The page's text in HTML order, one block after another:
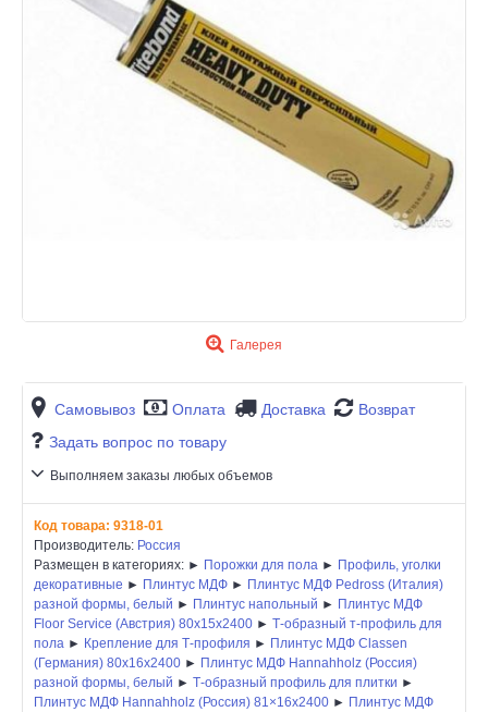
Галерея
Самовывоз Оплата Доставка
Возврат
Задать вопрос по товару
Выполняем заказы любых объемов
Код товара: 9318-01
Производитель: Россия
Размещен в категориях: ► Порожки для пола ► Профиль, уголки
декоративные ► Плинтус МДФ ► Плинтус МДФ Pedross (Италия)
разной формы, белый ► Плинтус напольный ► Плинтус МДФ
Floor Service (Австрия) 80x15x2400 ► Т-образный т-профиль для
пола ► Крепление для Т-профиля ► Плинтус МДФ Classen
(Германия) 80x16x2400 ► Плинтус МДФ Hannahholz (Россия)
разной формы, белый ► Т-образный профиль для плитки ►
Плинтус МДФ Hannahholz (Россия) 81×16x2400 ► Плинтус МДФ